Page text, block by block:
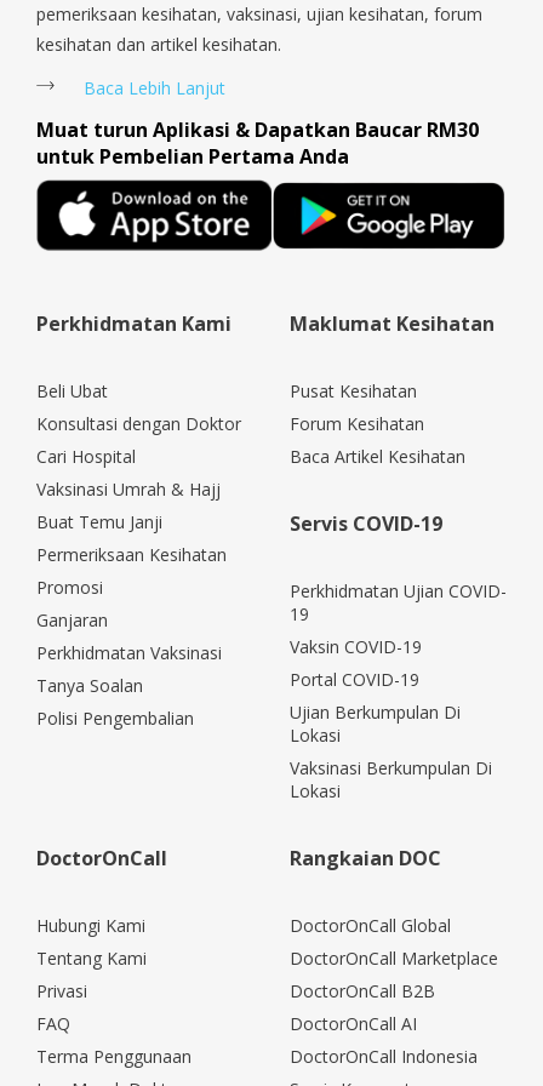
pemeriksaan kesihatan, vaksinasi, ujian kesihatan, forum
kesihatan dan artikel kesihatan.
Baca Lebih Lanjut
Muat turun Aplikasi & Dapatkan Baucar RM30
untuk Pembelian Pertama Anda
Perkhidmatan Kami
Beli Ubat
Konsultasi dengan Doktor
Cari Hospital
Vaksinasi Umrah & Hajj
Buat Temu Janji
Permeriksaan Kesihatan
Promosi
Ganjaran
Perkhidmatan Vaksinasi
Tanya Soalan
Polisi Pengembalian
Maklumat Kesihatan
Pusat Kesihatan
Forum Kesihatan
Baca Artikel Kesihatan
Servis COVID-19
Perkhidmatan Ujian COVID-
19
Vaksin COVID-19
Portal COVID-19
Ujian Berkumpulan Di
Lokasi
Vaksinasi Berkumpulan Di
Lokasi
DoctorOnCall
Hubungi Kami
Tentang Kami
Privasi
FAQ
Terma Penggunaan
Rangkaian DOC
DoctorOnCall Global
DoctorOnCall Marketplace
DoctorOnCall B2B
DoctorOnCall AI
DoctorOnCall Indonesia